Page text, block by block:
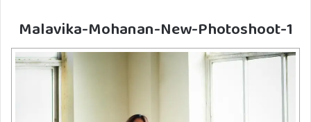
Malavika-Mohanan-New-Photoshoot-1